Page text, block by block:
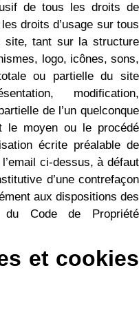
de tous les droits de
droits d’usage sur tous
site, tant sur la structure
logo, icônes, sons,
ou partielle du site
modification,
de l’un quelconque
le moyen ou le procédé
écrite préalable de
ci-dessus, à défaut
d’une contrefaçon
aux dispositions des
Code de Propriété
et cookies